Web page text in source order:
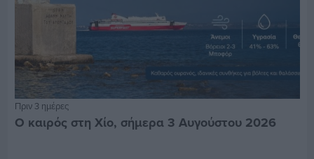
Πριν 3 ημέρες
Ο καιρός στη Χίο, σήμερα 3 Αυγούστου 2026